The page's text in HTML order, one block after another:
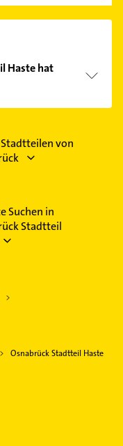
Haste hat
Öffnungszeiten.
von
Suchen in
Stadtteil
Osnabrück Stadtteil Haste